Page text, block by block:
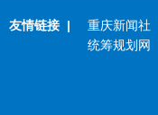
友情链接 | 重庆新闻社
统筹规划网